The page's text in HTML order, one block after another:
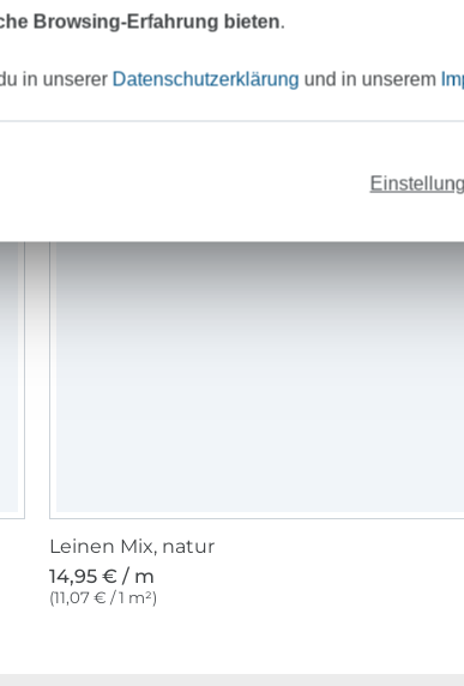
Leinen Mix, natur
14,95 € / m
(11,07 € / 1 m²)
Browsing-Erfahrung bieten.
in unserer Datenschutzerklärung und in unserem